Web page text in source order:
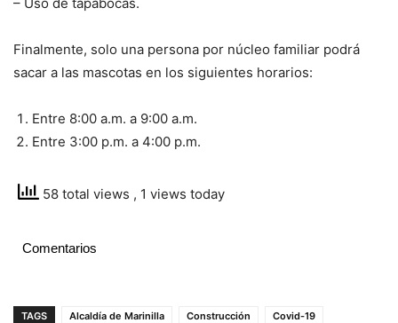
Finalmente, solo una persona por núcleo familiar podrá
sacar a las mascotas en los siguientes horarios:
Entre 8:00 a.m. a 9:00 a.m.
Entre 3:00 p.m. a 4:00 p.m.
58 total views , 1 views today
Comentarios
TAGS Alcaldía de Marinilla Construcción
Covid-19